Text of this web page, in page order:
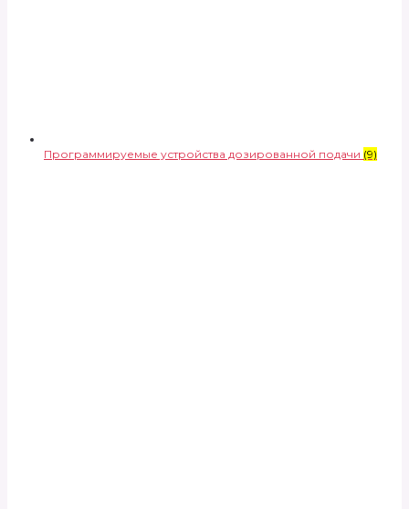
Программируемые устройства дозированной подачи (9)